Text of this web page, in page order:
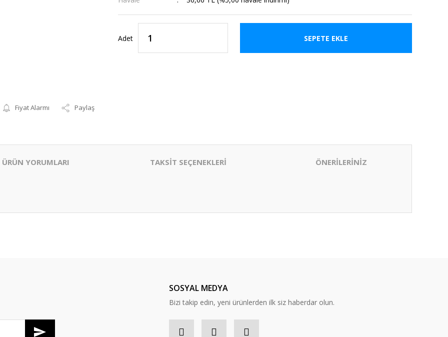
Fiyat Alarmı Paylaş
Adet SEPETE EKLE
ÜRÜN YORUMLARI TAKSİT SEÇENEKLERİ ÖNERİLERİNİZ
SOSYAL MEDYA
Bizi takip edin, yeni ürünlerden ilk siz haberdar olun.